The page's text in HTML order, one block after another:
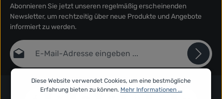
Abonnieren Sie jetzt unseren regelmäßig erscheinenden
Newsletter, um rechtzeitig über neue Produkte und Angebote
informiert zu werden.
E-Mail-Adresse*
Datenschutz
Ich habe dieDatenschutzbestimmungenzur Kenntnis
Die mit einem Stern (*) markierten Felder sind Pflichtfelder.
Diese Website verwendet Cookies, um eine bestmögliche
Erfahrung bieten zu können. Mehr Informationen ...